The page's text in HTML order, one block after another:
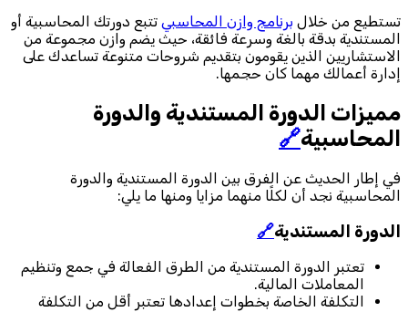
تستطيع من خلال برنامج وازن المحاسبي تتبع دورتك المحاسبية أو
المستندية بدقة بالغة وسرعة فائقة، حيث يضم وازن مجموعة من
الاستشاريين الذين يقومون بتقديم شروحات متنوعة تساعدك على
إدارة أعمالك مهما كان حجمها.
مميزات الدورة المستندية والدورة
المحاسبية🔗
في إطار الحديث عن الفرق بين الدورة المستندية والدورة
المحاسبية نجد أن لكلًا منهما مزايا ومنها ما يلي:
الدورة المستندية🔗
تعتبر الدورة المستندية من الطرق الفعالة في جمع وتنظيم
المعاملات المالية.
التكلفة الخاصة بخطوات إعدادها تعتبر أقل من التكلفة